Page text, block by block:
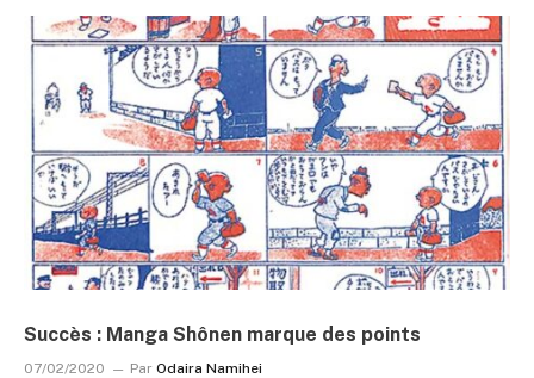
Succès : Manga Shônen marque des points
07/02/2020 Par Odaira Namihei